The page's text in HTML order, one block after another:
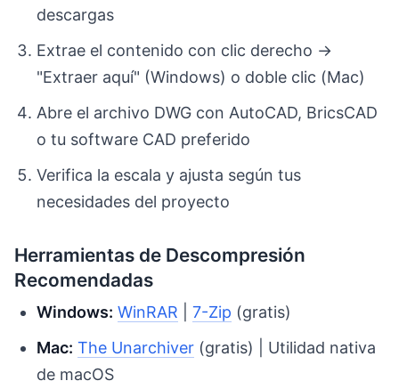
descargas
Extrae el contenido con clic derecho →
"Extraer aquí" (Windows) o doble clic (Mac)
Abre el archivo DWG con AutoCAD, BricsCAD
o tu software CAD preferido
Verifica la escala y ajusta según tus
necesidades del proyecto
Herramientas de Descompresión
Recomendadas
Windows: WinRAR |7-Zip (gratis)
Mac: The Unarchiver (gratis) | Utilidad nativa
de macOS